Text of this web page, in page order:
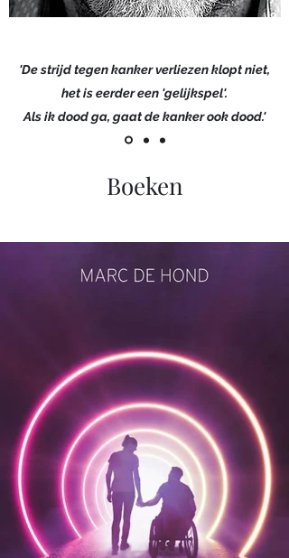
'De strijd tegen kanker verliezen klopt niet,
het is eerder een 'gelijkspel'.
Als ik dood ga, gaat de kanker ook dood.'
Boeken